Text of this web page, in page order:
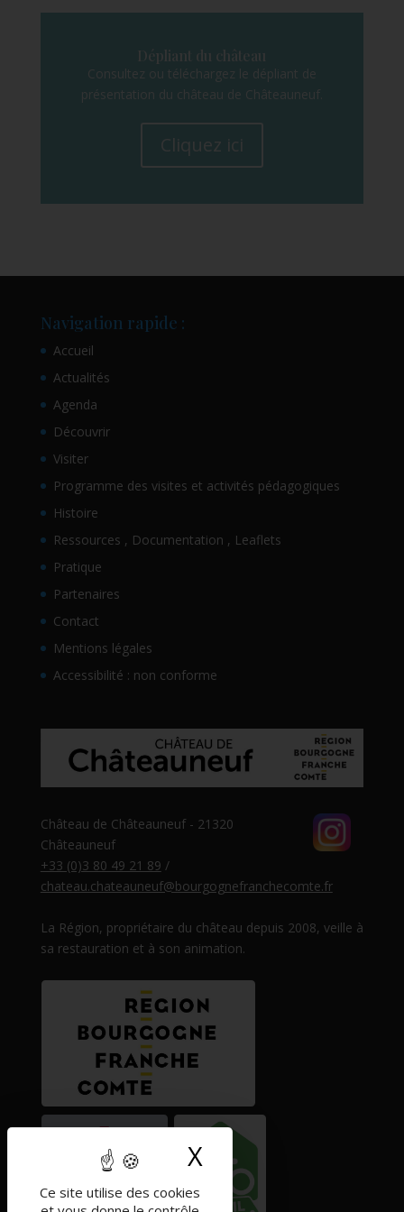
Ce site utilise des cookies
X Masquer le
Dépliant du château
Consultez ou téléchargez le dépliant de
présentation du château de Châteauneuf.
Cliquez ici
Navigation rapide :
Accueil
Actualités
Agenda
Découvrir
Visiter
Programme des visites et activités pédagogiques
Histoire
Ressources , Documentation , Leaflets
Pratique
Partenaires
Contact
Mentions légales
Accessibilité : non conforme
Château de Châteauneuf - 21320
Châteauneuf
+33 (0)3 80 49 21 89 /
chateau.chateauneuf@bourgognefranchecomte.fr
La Région, propriétaire du château depuis 2008, veille à
sa restauration et à son animation.